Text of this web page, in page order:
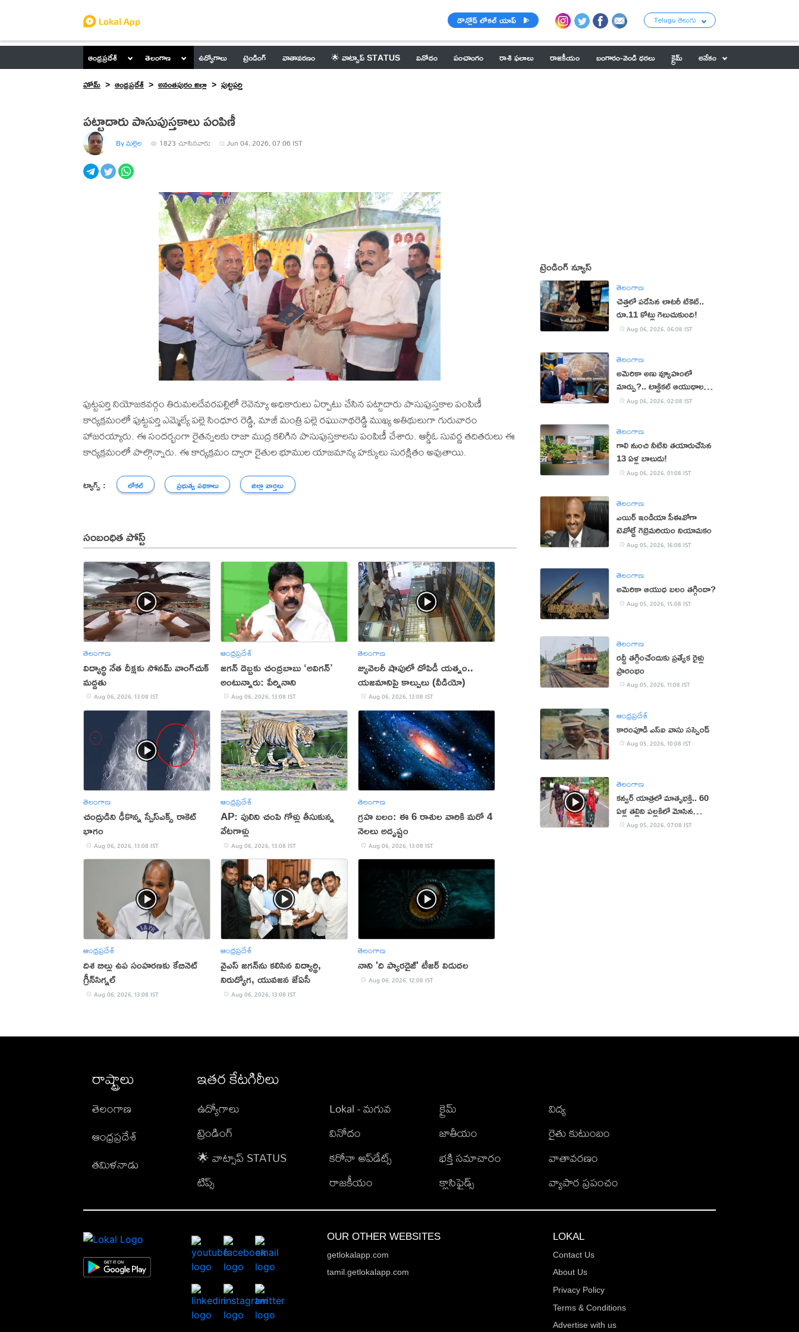
డౌన్లోడ్ లోకల్ యాప్ Telugu తెలుగు
ఆంధ్రప్రదేశ్ తెలంగాణ ఉద్యోగాలు ట్రెండింగ్ వాతావరణం 🌟 వాట్సాప్ STATUS వినోదం పంచాంగం రాశి ఫలాలు రాజకీయం బంగారం-వెండి ధరలు క్రైమ్
అనేకం
హోమ్
ఆంధ్రప్రదేశ్ అనంతపురం జిల్లా పుట్టపర్తి
పట్టాదారు పాసుపుస్తకాలు పంపిణీ
By మల్లెల 1823 చూసినవారు Jun 04, 2026, 07:06 IST
పుట్టపర్తి నియోజకవర్గం తిరుమలదేవరపల్లిలో రెవెన్యూ అధికారులు ఏర్పాటు చేసిన పట్టాదారు పాసుపుస్తకాల పంపిణీ
కార్యక్రమంలో పుట్టపర్తి ఎమ్మెల్యే పల్లె సింధూర రెడ్డి, మాజీ మంత్రి పల్లె రఘునాథరెడ్డి ముఖ్య అతిథులుగా గురువారం
హాజరయ్యారు. ఈ సందర్భంగా రైతన్నలకు రాజా ముద్ర కలిగిన పాసుపుస్తకాలను పంపిణీ చేశారు. ఆర్డీఓ సువర్ణ తదితరులు ఈ
కార్యక్రమంలో పాల్గొన్నారు. ఈ కార్యక్రమం ద్వారా రైతుల భూముల యాజమాన్య హక్కులు సురక్షితం అవుతాయి.
ట్యాగ్స్ : లోకల్ ప్రభుత్వ పథకాలు జిల్లా వార్తలు
సంబంధిత పోస్ట్
తెలంగాణ
విద్యార్థి నేత దీక్షకు సోనమ్ వాంగ్‌చుక్
మద్దతు
Aug 06, 2026, 13:08 IST
ఆంధ్రప్రదేశ్
జగన్ దెబ్బకు చంద్రబాబు ‘అవిగన్’
అంటున్నారు: పేర్నినాని
Aug 06, 2026, 13:08 IST
తెలంగాణ
జ్యువెలరీ షాపులో దోపిడీ యత్నం..
యజమానిపై కాల్పులు (వీడియో)
Aug 06, 2026, 13:08 IST
తెలంగాణ
చంద్రుడిని ఢీకొన్న స్పేస్‌ఎక్స్ రాకెట్
భాగం
Aug 06, 2026, 13:08 IST
ఆంధ్రప్రదేశ్
AP: పులిని చంపి గోళ్లు తీసుకున్న
వేటగాళ్లు
Aug 06, 2026, 13:08 IST
తెలంగాణ
గ్రహ బలం: ఈ 6 రాశుల వారికి మరో 4
నెలలు అదృష్టం
Aug 06, 2026, 13:08 IST
ఆంధ్రప్రదేశ్
దిశ బిల్లు ఉప సంహ‌ర‌ణ‌కు కేబినెట్
గ్రీన్‌సిగ్న‌ల్‌
Aug 06, 2026, 13:08 IST
ఆంధ్రప్రదేశ్
వైఎస్‌ జగన్‌ను కలిసిన విద్యార్థి,
నిరుద్యోగ, యువజన జేఏసీ
Aug 06, 2026, 13:08 IST
తెలంగాణ
నాని 'ది ప్యారడైజ్' టీజర్ విడుదల
Aug 06, 2026, 12:08 IST
ట్రెండింగ్ న్యూస్
తెలంగాణ
చెత్తలో పడేసిన లాటరీ టికెట్..
రూ.11 కోట్లు గెలుచుకుంది!
Aug 06, 2026, 06:08 IST
తెలంగాణ
అమెరికా అణు వ్యూహంలో
మార్పు?.. టాక్టికల్ ఆయుధాలకు
ప్రాధాన్యం!
Aug 06, 2026, 02:08 IST
తెలంగాణ
గాలి నుంచి నీటిని తయారుచేసిన
13 ఏళ్ల బాలుడు!
Aug 06, 2026, 01:08 IST
తెలంగాణ
ఎయిర్ ఇండియా సీఈవోగా
టెవోల్డే గెబ్రెమరియం నియామకం
Aug 05, 2026, 16:08 IST
తెలంగాణ
అమెరికా ఆయుధ బలం తగ్గిందా?
Aug 05, 2026, 15:08 IST
తెలంగాణ
రద్దీ తగ్గించేందుకు ప్రత్యేక రైళ్లు
ప్రారంభం
Aug 05, 2026, 11:08 IST
ఆంధ్రప్రదేశ్
కారంపూడి ఎస్ఐ వాసు స‌స్పెండ్‌
Aug 05, 2026, 10:08 IST
తెలంగాణ
కన్వర్ యాత్రలో మాతృభక్తి.. 60
ఏళ్ల తల్లిని పల్లకిలో మోసిన
కొడుకు, కోడలు!
Aug 05, 2026, 07:08 IST
రాష్ట్రాలు
తెలంగాణ
ఆంధ్రప్రదేశ్
తమిళనాడు
ఇతర కేటగిరీలు
ఉద్యోగాలు
ట్రెండింగ్
🌟 వాట్సాప్ STATUS
టిప్స్
Lokal - మగువ
వినోదం
కరోనా అప్‌డేట్స్
రాజకీయం
క్రైమ్
జాతీయం
భక్తి సమాచారం
క్లాసిఫైడ్స్
విద్య
రైతు కుటుంబం
వాతావరణం
వ్యాపార ప్రపంచం
OUR OTHER WEBSITES
getlokalapp.com
tamil.getlokalapp.com
LOKAL
Contact Us
About Us
Privacy Policy
Terms & Conditions
Advertise with us